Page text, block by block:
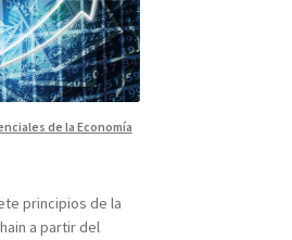
de la Economía
principios de la
a partir del